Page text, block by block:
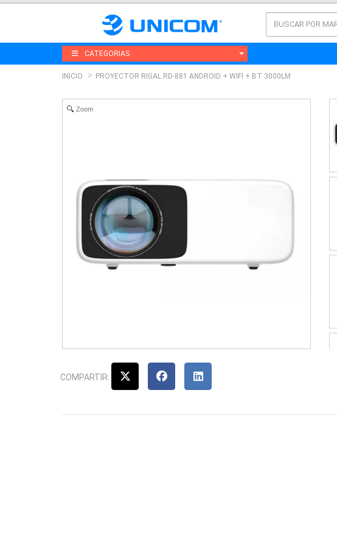
CATEGORIAS
INICIO PROYECTOR RIGAL RD-881 ANDROID + WIFI + BT 3000LM
Zoom
COMPARTIR: